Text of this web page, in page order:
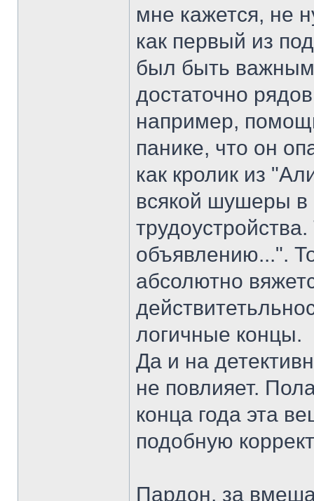
мне кажется, не
как первый из
был быть
достаточно
например,
панике, что он
как кролик из
всякой шушеры
объявлению...".
абсолютно
логичные концы.
Да и на
не повлияет.
конца года эта
подобную
Пардон, за